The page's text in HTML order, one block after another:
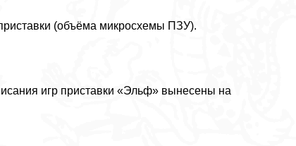
(объёма микросхемы ПЗУ).
игр приставки «Эльф» вынесены на